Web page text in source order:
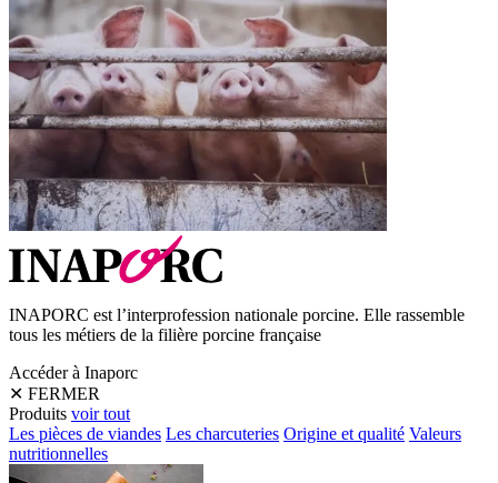
INAPORC est l’interprofession nationale porcine. Elle rassemble
tous les métiers de la filière porcine française
Accéder à Inaporc
✕ FERMER
Produits voir tout
Les pièces de viandes Les charcuteries Origine et qualité Valeurs
nutritionnelles